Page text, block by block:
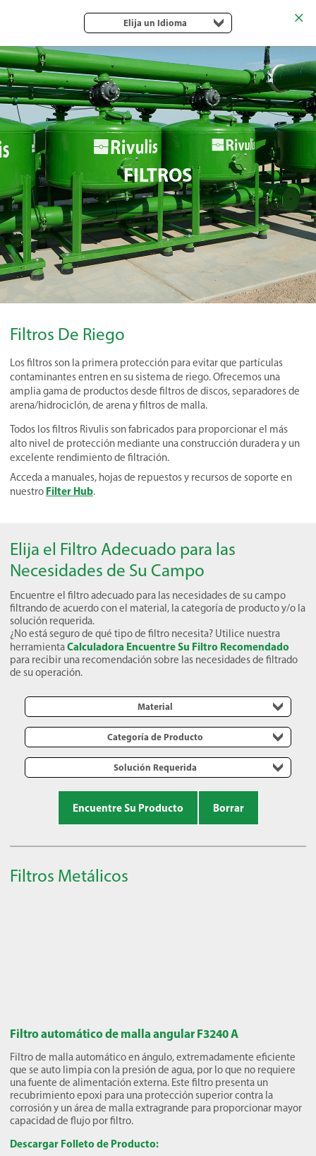
Elija un Idioma
FILTROS
Filtros De Riego
Los filtros son la primera protección para evitar que partículas
contaminantes entren en su sistema de riego. Ofrecemos una
amplia gama de productos desde filtros de discos, separadores de
arena/hidrociclón, de arena y filtros de malla.
Todos los filtros Rivulis son fabricados para proporcionar el más
alto nivel de protección mediante una construcción duradera y un
excelente rendimiento de filtración.
Acceda a manuales, hojas de repuestos y recursos de soporte en
nuestro Filter Hub.
Elija el Filtro Adecuado para las
Necesidades de Su Campo
Encuentre el filtro adecuado para las necesidades de su campo
filtrando de acuerdo con el material, la categoría de producto y/o la
solución requerida.
¿No está seguro de qué tipo de filtro necesita? Utilice nuestra
herramientaCalculadora Encuentre Su Filtro Recomendado
para recibir una recomendación sobre las necesidades de filtrado
de su operación.
Material
Categoría de Producto
Solución Requerida
Encuentre Su Producto Borrar
Filtros Metálicos
Filtro automático de malla angular F3240 A
Filtro de malla automático en ángulo, extremadamente eficiente
que se auto limpia con la presión de agua, por lo que no requiere
una fuente de alimentación externa. Este filtro presenta un
recubrimiento epoxi para una protección superior contra la
corrosión y un área de malla extragrande para proporcionar mayor
capacidad de flujo por filtro.
Descargar Folleto de Producto: